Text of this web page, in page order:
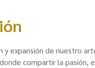
y expansión de nuestro
compartir la pasión,